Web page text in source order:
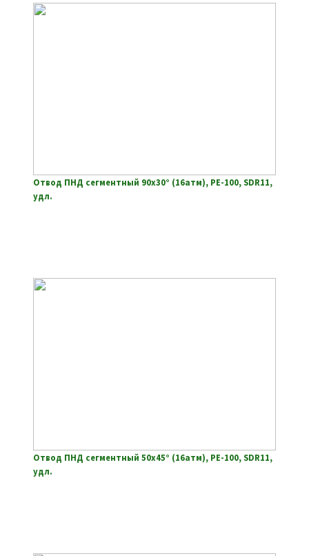
Отвод ПНД сегментный 90х30° (16атм), РЕ-100, SDR11,
удл.
Отвод ПНД сегментный 50х45° (16атм), РЕ-100, SDR11,
удл.